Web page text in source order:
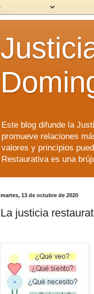
Este blog difunde la
promueve relaciones
valores y principios
Restaurativa es una
martes, 13 de octubre de 2020
La justicia